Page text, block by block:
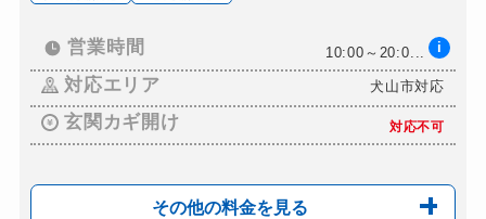
営業時間 10:00～20:0... i
対応エリア 犬山市対応
玄関カギ開け 対応不可
その他の料金を見る